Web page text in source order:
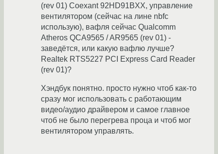
(rev 01) Coexant 92HD91BXX, управление
вентилятором (сейчас на лине nbfc
использую), вафля сейчас Qualcomm
Atheros QCA9565 / AR9565 (rev 01) -
заведётся, или какую вафлю лучше?
Realtek RTS5227 PCI Express Card Reader
(rev 01)?
Хэндбук понятно. просто нужно чтоб как-то
сразу мог использовать с работающим
видео/аудио драйвером и самое главное
чтоб не было перегрева проца и чтоб мог
вентилятором управлять.